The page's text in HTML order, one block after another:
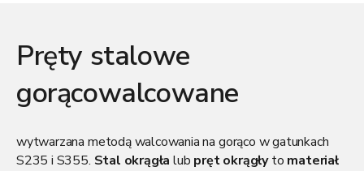
Pręty stalowe
gorącowalcowane
wytwarzana metodą walcowania na gorąco w gatunkach
S235 i S355. Stal okrągła lub pręt okrągłyto materiał